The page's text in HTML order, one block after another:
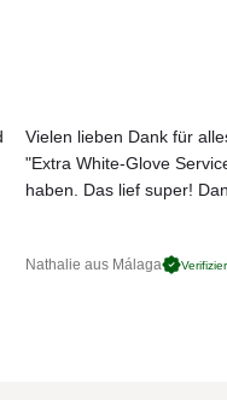
Vielen lieben Dank für
"Extra White-Glove
haben. Das lief super!
Nathalie aus Málaga